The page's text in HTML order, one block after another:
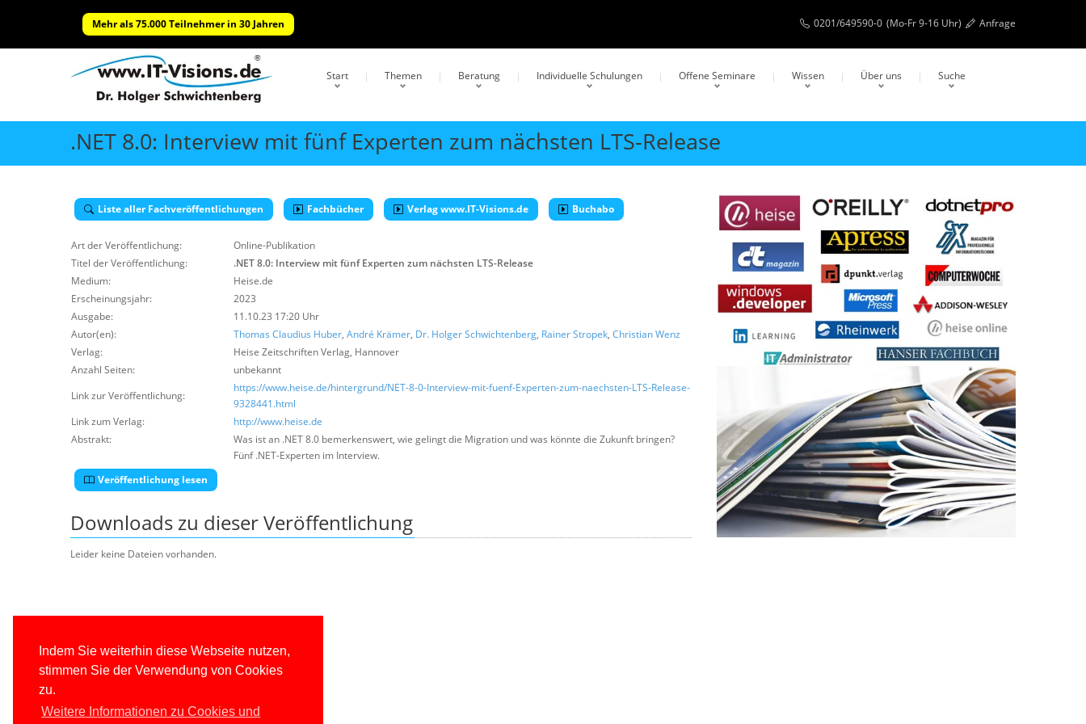
Indem Sie weiterhin diese Webseite nutzen,
stimmen Sie der Verwendung von Cookies
zu.
Weitere Informationen zu Cookies und
Mehr als 75.000 Teilnehmer in 30 Jahren 0201/649590-0 (Mo-Fr 9-16 Uhr) Anfrage
Start Themen Beratung Individuelle Schulungen Offene Seminare Wissen Über uns Suche
.NET 8.0: Interview mit fünf Experten zum nächsten LTS-Release
Liste aller Fachveröffentlichungen Fachbücher Verlag www.IT-Visions.de Buchabo
Art der Veröffentlichung:
Online-Publikation
Titel der Veröffentlichung:
.NET 8.0: Interview mit fünf Experten zum nächsten LTS-Release
Medium:
Heise.de
Erscheinungsjahr:
2023
Ausgabe:
11.10.23 17:20 Uhr
Autor(en):
Thomas Claudius Huber, André Krämer, Dr. Holger Schwichtenberg, Rainer Stropek, Christian Wenz
Verlag:
Heise Zeitschriften Verlag, Hannover
Anzahl Seiten:
unbekannt
Link zur Veröffentlichung:
https://www.heise.de/hintergrund/NET-8-0-Interview-mit-fuenf-Experten-zum-naechsten-LTS-Release-
9328441.html
Link zum Verlag:
http://www.heise.de
Abstrakt:
Was ist an .NET 8.0 bemerkenswert, wie gelingt die Migration und was könnte die Zukunft bringen?
Fünf .NET-Experten im Interview.
Veröffentlichung lesen
Downloads zu dieser Veröffentlichung
Leider keine Dateien vorhanden.